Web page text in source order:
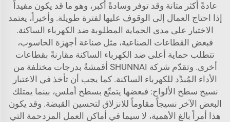
عادةً أكثر متانة وقد توفر وسادةً أكبر، وهو ما قد يكون مفيداً
إذا احتاج العمال إلى الوقوف عليها لفترة طويلة. وأخيراً، يعتمد
الاختيار على مدى الحماية المطلوبة ضد الكهرباء الساكنة.
فبعض القطاعات الصناعية، مثل صناعة أجهزة الحاسوب،
تتطلب حماية أعلى ضد الكهرباء الساكنة مقارنةً بقطاعات
أخرى. وتقدّم شركة SHUNNAI أقمشةً بدرجات مختلفة من
الأداء المُبدِّد للكهرباء الساكنة. كما يجب أن تأخذ في الاعتبار
نسيج سطح الألواح: فبعضها يتمتّع بسطح أملس، بينما يمتلك
البعض الآخر نسيجاً مقاوماً للانزلاق لتحسين القبضة. وقد يكون
هذا أمراً بالغ الأهمية، لا سيما في أماكن العمل المزدحمة التي